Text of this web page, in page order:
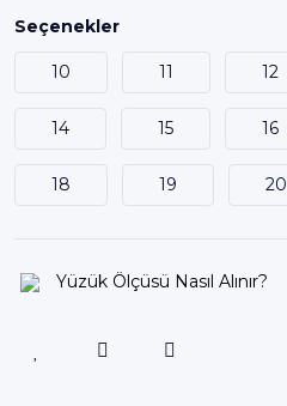
Seçenekler
10 11 12
14 15 16
18 19 20
Yüzük Ölçüsü Nasıl Alınır?